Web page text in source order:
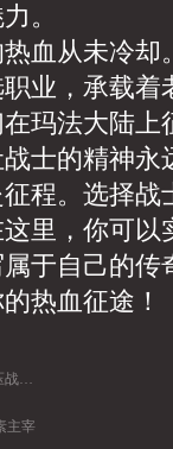
。
血从未冷却
业，承载着
玛法大陆上
士的精神永
程。选择战
里，你可以
于自己的传
热血征途！
师
主宰